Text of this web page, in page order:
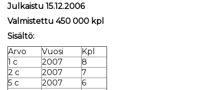
Julkaistu 15.12.2006
Valmistettu 450 000 kpl
Sisältö:
Arvo
Vuosi
Kpl
1 c
2007
8
2 c
2007
7
5 c
2007
6